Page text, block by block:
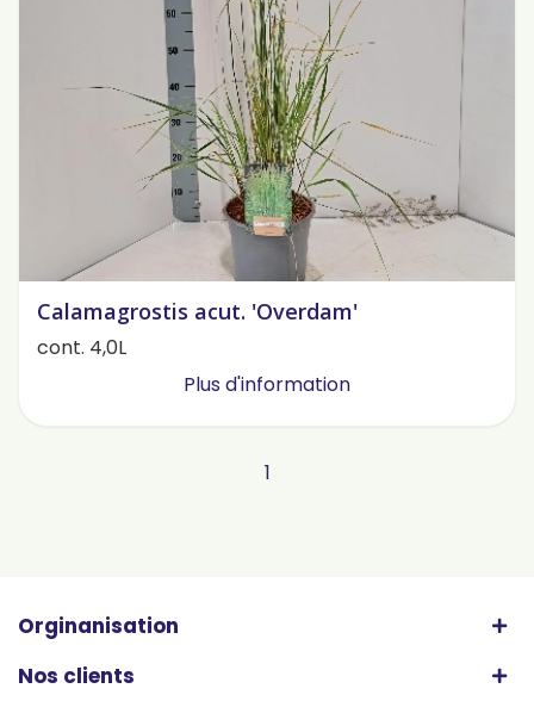
Calamagrostis acut. 'Overdam'
cont. 4,0L
Plus d'information
1
Orginanisation
Nos clients